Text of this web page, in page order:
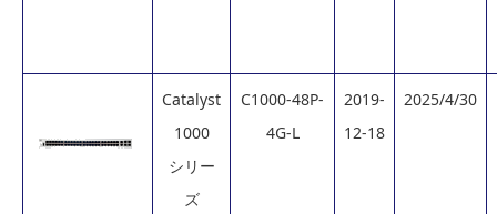
Catalyst
1000
シリー
ズ
C1000-48P-
4G-L
2019-
12-18
2025/4/30